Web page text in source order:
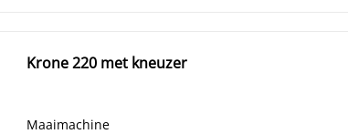
Krone 220 met kneuzer
Maaimachine